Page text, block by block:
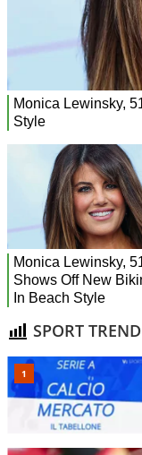
SPORT TREND